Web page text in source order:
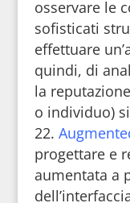
osservare le
sofisticati
effettuare
quindi, di
la
o individuo)
progettare e
aumentata a